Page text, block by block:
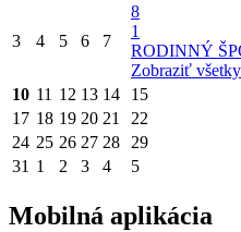
3 4 5 6 7
8
1
RODINNÝ
Zobraziť
10 11 12 13 14 15
17 18 19 20 21 22
24 25 26 27 28 29
31 1 2 3 4 5
Mobilná aplikácia